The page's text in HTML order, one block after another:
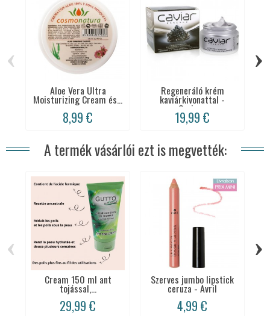
Aloe Vera Ultra
Moisturizing Cream és...
8,99 €
Regeneráló krém
kaviárkivonattal -
Caviar...
19,99 €
‹ ›
A termék vásárlói ezt is megvették:
Cream 150 ml ant
tojással,...
29,99 €
Szerves jumbo lipstick
ceruza - Avril
4,99 €
‹ ›